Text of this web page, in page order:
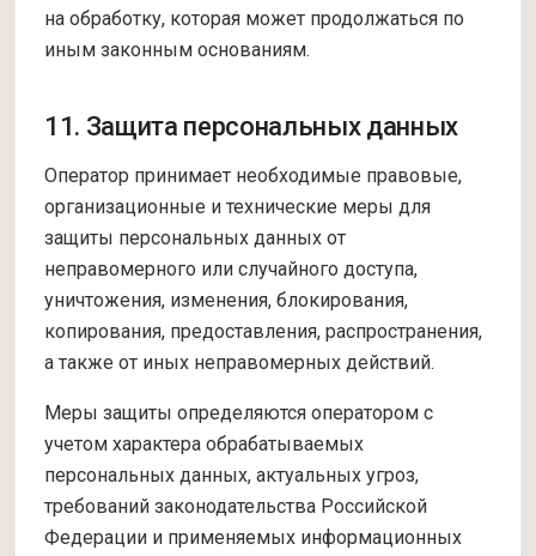
на обработку, которая может продолжаться по
иным законным основаниям.
11. Защита персональных данных
Оператор принимает необходимые правовые,
организационные и технические меры для
защиты персональных данных от
неправомерного или случайного доступа,
уничтожения, изменения, блокирования,
копирования, предоставления, распространения,
а также от иных неправомерных действий.
Меры защиты определяются оператором с
учетом характера обрабатываемых
персональных данных, актуальных угроз,
требований законодательства Российской
Федерации и применяемых информационных